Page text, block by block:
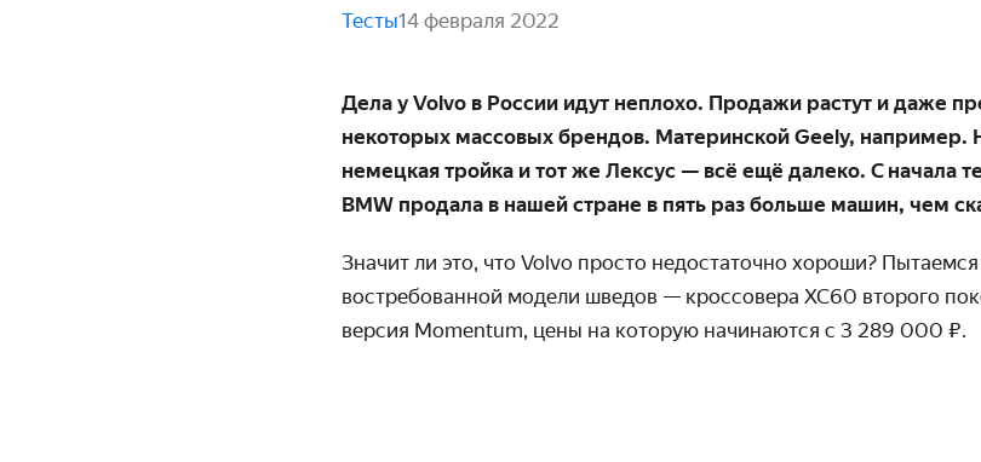
Тесты14 февраля 2022
Дела у Volvo в России идут неплохо. Продажи растут и даже
некоторых массовых брендов. Материнской Geely,
немецкая тройка и тот же Лексус — всё ещё далеко. С начала
BMW продала в нашей стране в пять раз больше машин, чем
Значит ли это, что Volvo просто недостаточно хороши?
востребованной модели шведов — кроссовера XC60 второго
версия Momentum, цены на которую начинаются с 3 289 000 ₽.